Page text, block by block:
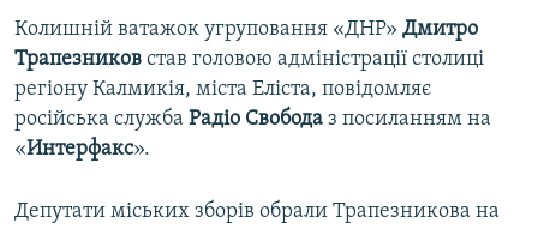
Усі сайти RFE/RL
Колишній ватажок угруповання «ДНР» Дмитро
Трапезников став головою адміністрації столиці
регіону Калмикія, міста Еліста, повідомляє
російська служба Радіо Свобода з посиланням на
«Интерфакс».
Депутати міських зборів обрали Трапезникова на